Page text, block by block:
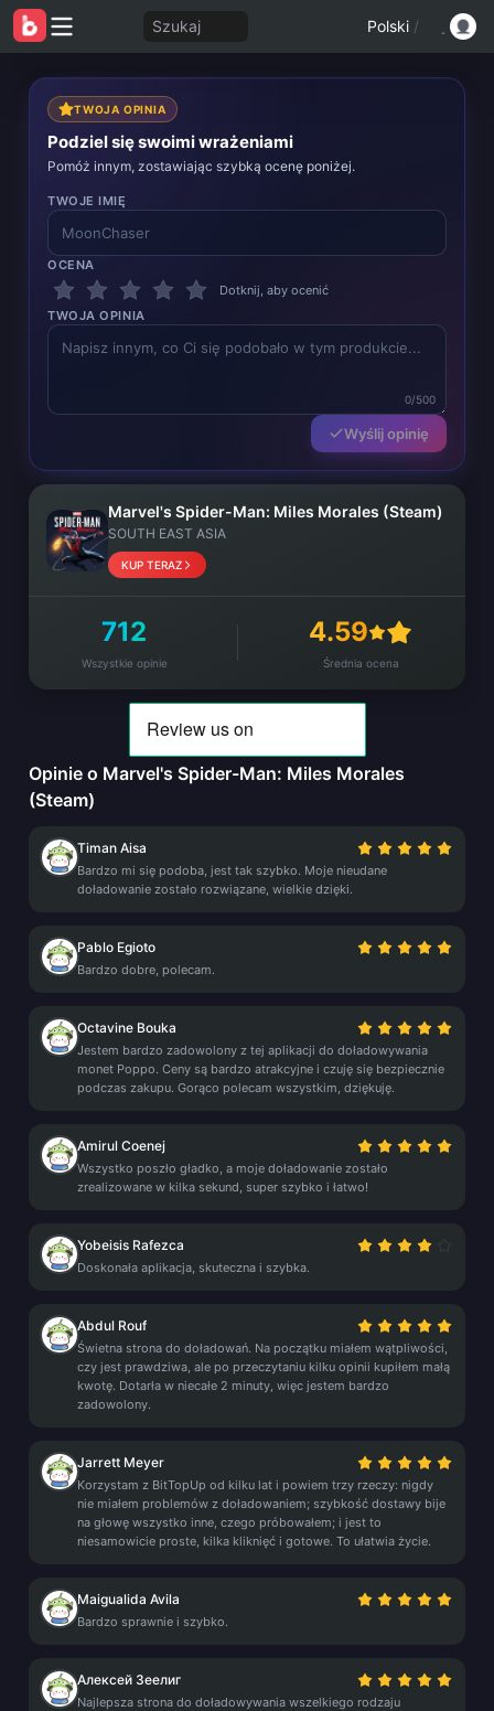
Szukaj Polski /
TWOJA OPINIA
Podziel się swoimi wrażeniami
Pomóż innym, zostawiając szybką ocenę poniżej.
TWOJE IMIĘ
OCENA
Dotknij, aby ocenić
TWOJA OPINIA
0/500
Wyślij opinię
Marvel's Spider-Man: Miles Morales (Steam)
SOUTH EAST ASIA
KUP TERAZ
712
Wszystkie opinie
4.59
Średnia ocena
Opinie o Marvel's Spider-Man: Miles Morales
(Steam)
Timan Aisa
Bardzo mi się podoba, jest tak szybko. Moje nieudane
doładowanie zostało rozwiązane, wielkie dzięki.
Pablo Egioto
Bardzo dobre, polecam.
Octavine Bouka
Jestem bardzo zadowolony z tej aplikacji do doładowywania
monet Poppo. Ceny są bardzo atrakcyjne i czuję się bezpiecznie
podczas zakupu. Gorąco polecam wszystkim, dziękuję.
Amirul Coenej
Wszystko poszło gładko, a moje doładowanie zostało
zrealizowane w kilka sekund, super szybko i łatwo!
Yobeisis Rafezca
Doskonała aplikacja, skuteczna i szybka.
Abdul Rouf
Świetna strona do doładowań. Na początku miałem wątpliwości,
czy jest prawdziwa, ale po przeczytaniu kilku opinii kupiłem małą
kwotę. Dotarła w niecałe 2 minuty, więc jestem bardzo
zadowolony.
Jarrett Meyer
Korzystam z BitTopUp od kilku lat i powiem trzy rzeczy: nigdy
nie miałem problemów z doładowaniem; szybkość dostawy bije
na głowę wszystko inne, czego próbowałem; i jest to
niesamowicie proste, kilka kliknięć i gotowe. To ułatwia życie.
Maigualida Avila
Bardzo sprawnie i szybko.
Алексей Зеелиг
Najlepsza strona do doładowywania wszelkiego rodzaju